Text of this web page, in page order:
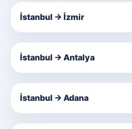
İstanbul → İzmir
İstanbul → Antalya
İstanbul → Adana